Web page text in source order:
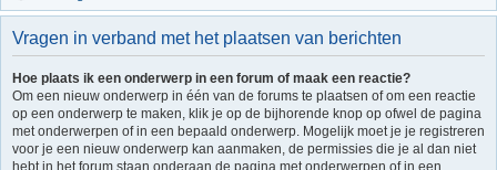
Vragen in verband met het plaatsen van berichten
Hoe plaats ik een onderwerp in een forum of maak een reactie?
Om een nieuw onderwerp in één van de forums te plaatsen of om een reactie
op een onderwerp te maken, klik je op de bijhorende knop op ofwel de pagina
met onderwerpen of in een bepaald onderwerp. Mogelijk moet je je registreren
voor je een nieuw onderwerp kan aanmaken, de permissies die je al dan niet
hebt in het forum staan onderaan de pagina met onderwerpen of in een